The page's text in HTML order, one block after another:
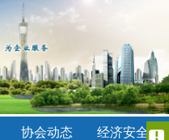
协会动态 经济安全